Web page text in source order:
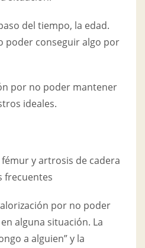
del tiempo, la edad.
poder conseguir algo por
por no poder mantener
ideales.
y artrosis de cadera
frecuentes
por no poder
alguna situación. La
a alguien” y la